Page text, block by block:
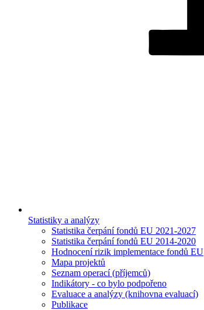
Statistiky a analýzy
Statistika čerpání fondů EU 2021-2027
Statistika čerpání fondů EU 2014-2020
Hodnocení rizik implementace fondů EU
Mapa projektů
Seznam operací (příjemců)
Indikátory - co bylo podpořeno
Evaluace a analýzy (knihovna evaluací)
Publikace